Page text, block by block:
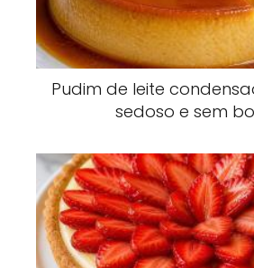
Pudim de leite
sedoso e sem